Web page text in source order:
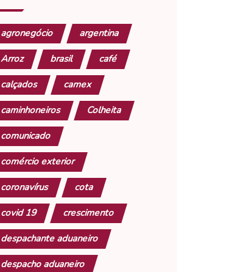
agronegócio argentina
Arroz brasil café
calçados camex
caminhoneiros Colheita
comunicado
comércio exterior
coronavírus cota
covid 19 crescimento
despachante aduaneiro
despacho aduaneiro